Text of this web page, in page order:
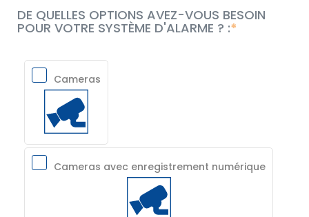
DE QUELLES OPTIONS AVEZ-VOUS BESOIN
POUR VOTRE SYSTÈME D'ALARME ? :
Cameras
Cameras avec enregistrement numérique